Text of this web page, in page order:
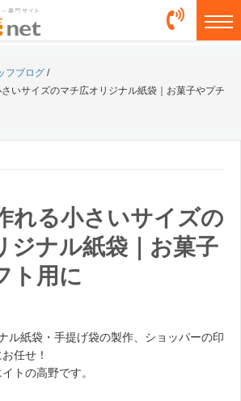
フブログ /
いサイズのマチ広オリジナル紙袋｜お菓子やプチ
れる小さいサイズの
ジナル紙袋｜お菓子
ト用に
ル紙袋・手提げ袋の製作、ショッパーの印
お任せ！
トの高野です。